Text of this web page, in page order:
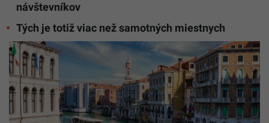
návštevníkov
Tých je totiž viac než samotných miestnych
Benátky
bojujú
s